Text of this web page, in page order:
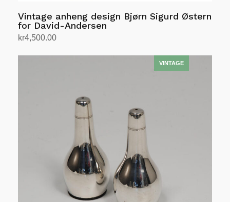
Vintage anheng design Bjørn Sigurd Østern
for David-Andersen
kr4,500.00